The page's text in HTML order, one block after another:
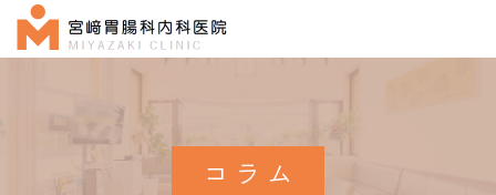
コラム